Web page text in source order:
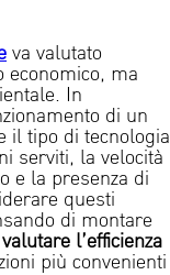
va valutato
economico, ma
In
di un
il tipo di tecnologia
serviti, la velocità
e la presenza di
questi
di montare
valutare l’efficienza
più convenienti